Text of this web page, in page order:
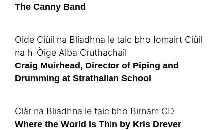
The Canny Band
Oide Ciùil na Bliadhna le taic bho Iomairt Ciùil
na h-Òige Alba Cruthachail
Craig Muirhead, Director of Piping and
Drumming at Strathallan School
Clàr na Bliadhna le taic bho Birnam CD
Where the World Is Thin by Kris Drever